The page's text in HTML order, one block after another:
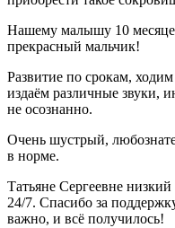
Нашему малышу 10
прекрасный мальчик!
Развитие по срокам,
издаём различные звуки,
не осознанно.
Очень шустрый,
в норме.
Татьяне Сергеевне
24/7. Спасибо за
важно, и всё получилось!